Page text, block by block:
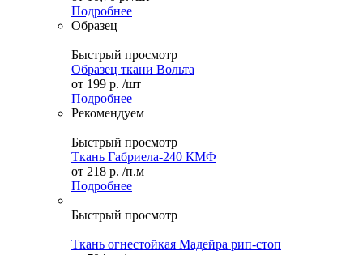
Подробнее
Образец
Быстрый просмотр
Образец ткани Вольта
от 199 р. /шт
Подробнее
Рекомендуем
Быстрый просмотр
Ткань Габриела-240 КМФ
от 218 р. /п.м
Подробнее
Быстрый просмотр
Ткань огнестойкая Мадейра рип-стоп